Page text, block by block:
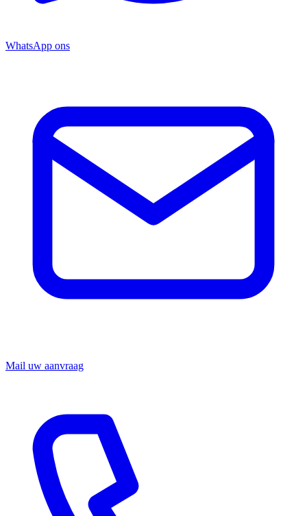
WhatsApp ons
Mail uw aanvraag